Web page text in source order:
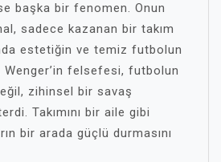
başka bir fenomen. Onun
sadece kazanan bir takım
estetiğin ve temiz futbolun
felsefesi, futbolun
zihinsel bir savaş
Takımını bir aile gibi
bir arada güçlü durmasını